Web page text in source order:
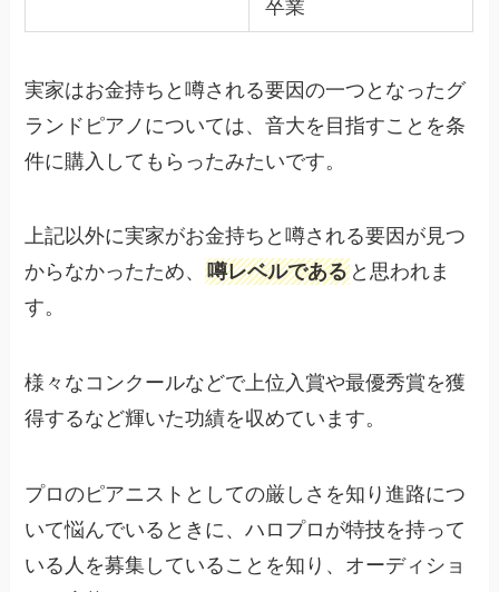
卒業
実家はお金持ちと噂される要因の一つとなったグ
ランドピアノについては、音大を目指すことを条
件に購入してもらったみたいです。
上記以外に実家がお金持ちと噂される要因が見つ
からなかったため、噂レベルである と思われま
す。
様々なコンクールなどで上位入賞や最優秀賞を獲
得するなど輝いた功績を収めています。
プロのピアニストとしての厳しさを知り進路につ
いて悩んでいるときに、ハロプロが特技を持って
いる人を募集していることを知り、オーディショ